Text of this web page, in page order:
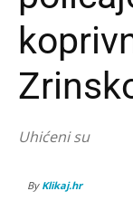
Uhićeni su
By Klikaj.hr